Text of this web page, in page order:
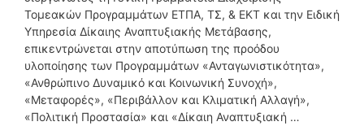
Τομεακών Προγραμμάτων ΕΤΠΑ, ΤΣ, & ΕΚΤ και την Ειδική
Υπηρεσία Δίκαιης Αναπτυξιακής Μετάβασης,
επικεντρώνεται στην αποτύπωση της προόδου
υλοποίησης των Προγραμμάτων «Ανταγωνιστικότητα»,
«Ανθρώπινο Δυναμικό και Κοινωνική Συνοχή»,
«Μεταφορές», «Περιβάλλον και Κλιματική Αλλαγή»,
«Πολιτική Προστασία» και «Δίκαιη Αναπτυξιακή …